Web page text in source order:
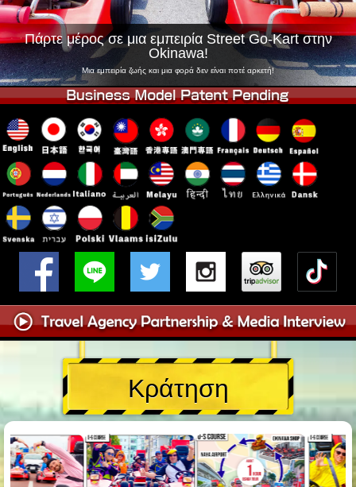
Τόκιο Σιμπούγια Annex Τόκιο Κόλπος
Τόκιο Ασακούσα Οσάκα
Οκινάουα
Πάρτε μέρος σε μια εμπειρία Street Go-Kart στην
Okinawa!
Μια εμπειρία ζωής και μια φορά δεν είναι ποτέ αρκετή!
Κράτηση